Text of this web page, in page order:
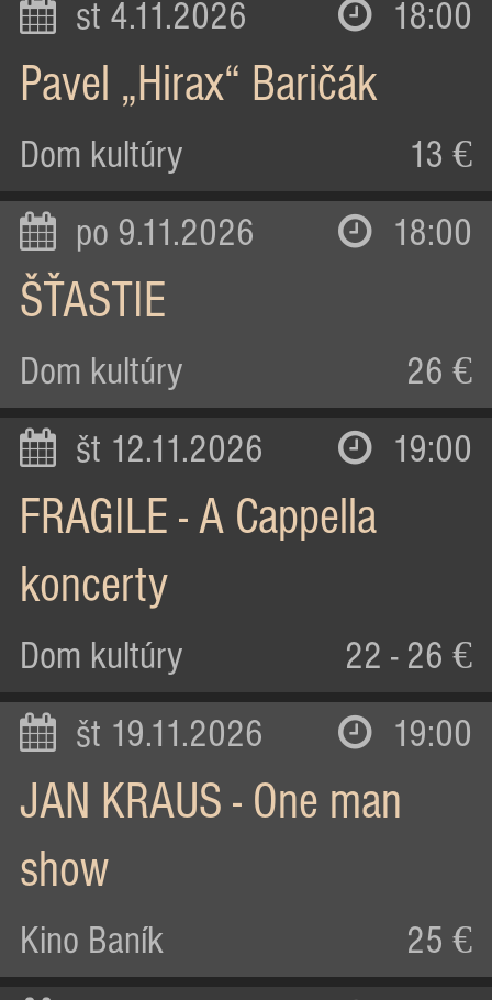
st 4.11.2026 18:00
Pavel „Hirax“ Baričák
Dom kultúry 13 €
po 9.11.2026 18:00
ŠŤASTIE
Dom kultúry 26 €
št 12.11.2026 19:00
FRAGILE - A Cappella
koncerty
Dom kultúry 22 - 26 €
št 19.11.2026 19:00
JAN KRAUS - One man
show
Kino Baník 25 €